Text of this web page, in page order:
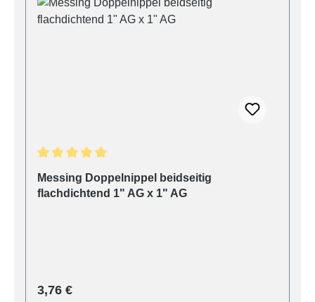
Messing Doppelnippel beidseitig
flachdichtend 1" AG x 1" AG
Regulärer Preis:
3,76 €